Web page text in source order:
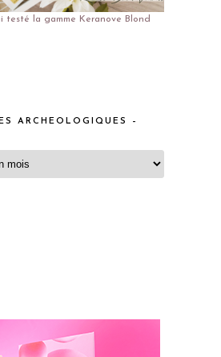
testé la gamme Keranove Blond
ARCHEOLOGIQUES –